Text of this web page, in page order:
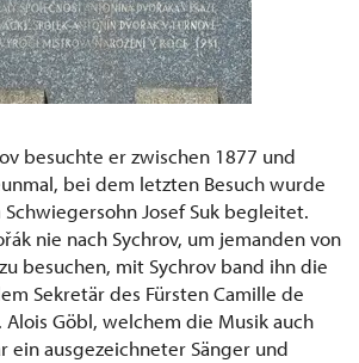
besuchte er zwischen 1877 und
bei dem letzten Besuch wurde
Josef Suk begleitet.
nie nach Sychrov, um jemanden von
besuchen, mit Sychrov band ihn die
Sekretär des Fürsten Camille de
Alois Göbl, welchem die Musik auch
ein ausgezeichneter Sänger und